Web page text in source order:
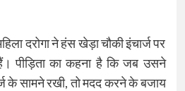
दरोगा ने हंस खेड़ा चौकी इंचार्ज पर
पीड़िता का कहना है कि जब उसने
के सामने रखी, तो मदद करने के बजाय